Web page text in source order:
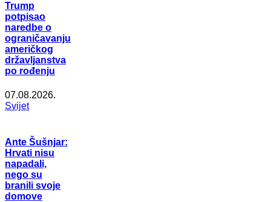
Trump
potpisao
naredbe o
ograničavanju
američkog
državljanstva
po rođenju
07.08.2026.
Svijet
Ante Šušnjar:
Hrvati nisu
napadali,
nego su
branili svoje
domove